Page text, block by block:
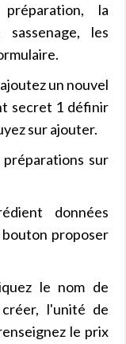
la
les
un nouvel
secret 1 définir
sur ajouter.
préparations sur
données
proposer
le nom de
l'unité de
le prix